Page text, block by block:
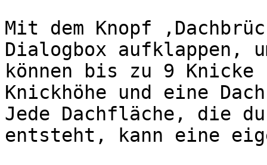
Mit dem Knopf
Dialogbox aufklappen,
können bis zu 9 Knicke
Knickhöhe und eine
Jede Dachfläche, die
entsteht, kann eine